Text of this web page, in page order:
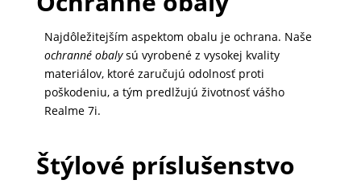
Najdôležitejším aspektom obalu je ochrana. Naše
ochranné obalysú vyrobené z vysokej kvality
materiálov, ktoré zaručujú odolnosť proti
poškodeniu, a tým predlžujú životnosť vášho
Realme 7i.
Štýlové príslušenstvo